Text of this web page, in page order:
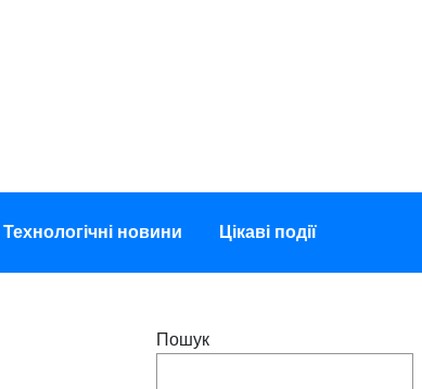
Технологічні новини Цікаві події
Пошук